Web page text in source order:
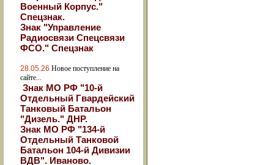
Военный Корпус."
Спецзнак.
Знак "Управление
Радиосвязи Спецсвязи
ФСО." Спецзнак
28.05.26 Новое поступление на
сайте...
Знак МО РФ "10-й
Отдельный Гвардейский
Танковый Батальон
"Дизель." ДНР.
Знак МО РФ "134-й
Отдельный Танковой
Батальон 104-й Дивизии
ВДВ". Иваново.